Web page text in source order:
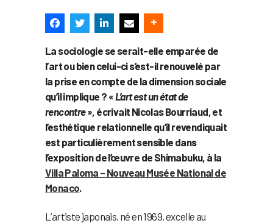
La sociologie se serait-elle emparée de
l’art ou bien celui-ci s’est-il renouvelé par
la prise en compte de la dimension sociale
qu’il implique ? « L’art est un état de
rencontre», écrivait Nicolas Bourriaud, et
l’esthétique relationnelle qu’il revendiquait
est particulièrement sensible dans
l’exposition de l’œuvre de Shimabuku, à la
Villa Paloma – Nouveau Musée National de
Monaco.
L’artiste japonais, né en 1969, excelle au